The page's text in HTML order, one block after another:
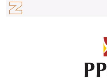
Gabinete de Segurança Institucional